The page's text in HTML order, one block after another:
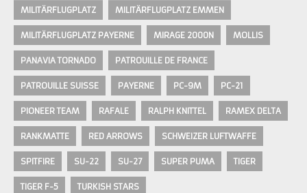
MILITÄRFLUGPLATZ MILITÄRFLUGPLATZ EMMEN
MILITÄRFLUGPLATZ PAYERNE MIRAGE 2000N MOLLIS
PANAVIA TORNADO PATROUILLE DE FRANCE
PATROUILLE SUISSE PAYERNE PC-9M PC-21
PIONEER TEAM RAFALE RALPH KNITTEL RAMEX DELTA
RANKMATTE RED ARROWS SCHWEIZER LUFTWAFFE
SPITFIRE SU-22 SU-27 SUPER PUMA TIGER
TIGER F-5 TURKISH STARS